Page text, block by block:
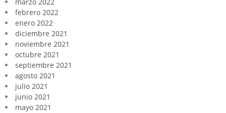
marzo 2022
febrero 2022
enero 2022
diciembre 2021
noviembre 2021
octubre 2021
septiembre 2021
agosto 2021
julio 2021
junio 2021
mayo 2021